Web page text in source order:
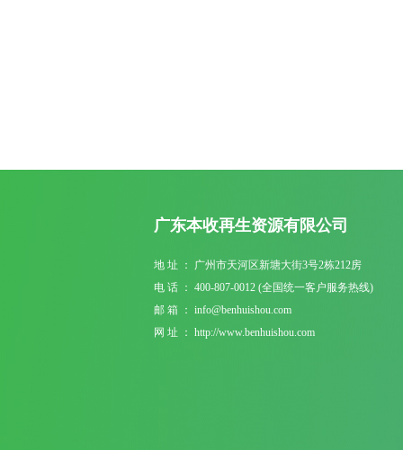
广东本收再生资源有限公司
地 址 ： 广州市天河区新塘大街3号2栋212房
电 话 ： 400-807-0012 (全国统一客户服务热线)
邮 箱 ： info@benhuishou.com
网 址 ： http://www.benhuishou.com